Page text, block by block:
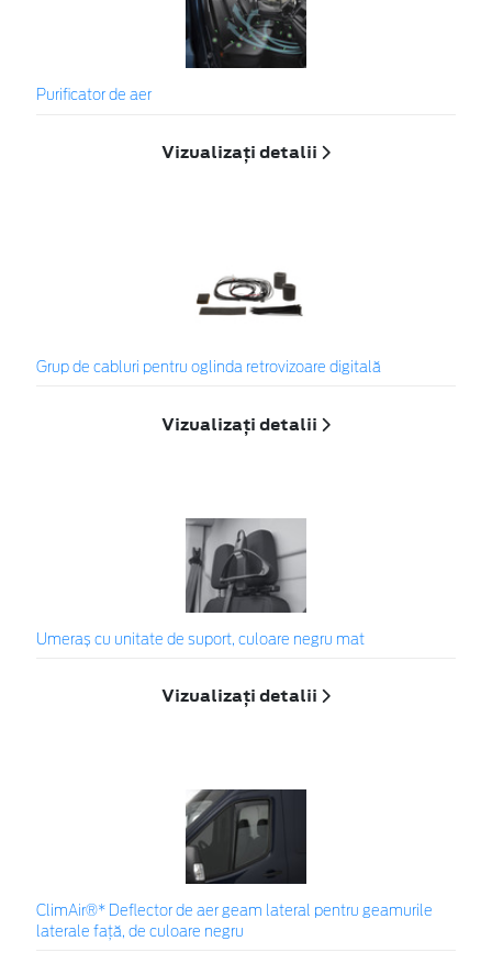
Purificator de aer
Vizualizați detalii
Grup de cabluri pentru oglinda retrovizoare digitală
Vizualizați detalii
Umeraș cu unitate de suport, culoare negru mat
Vizualizați detalii
ClimAir®* Deflector de aer geam lateral pentru geamurile
laterale faţă, de culoare negru